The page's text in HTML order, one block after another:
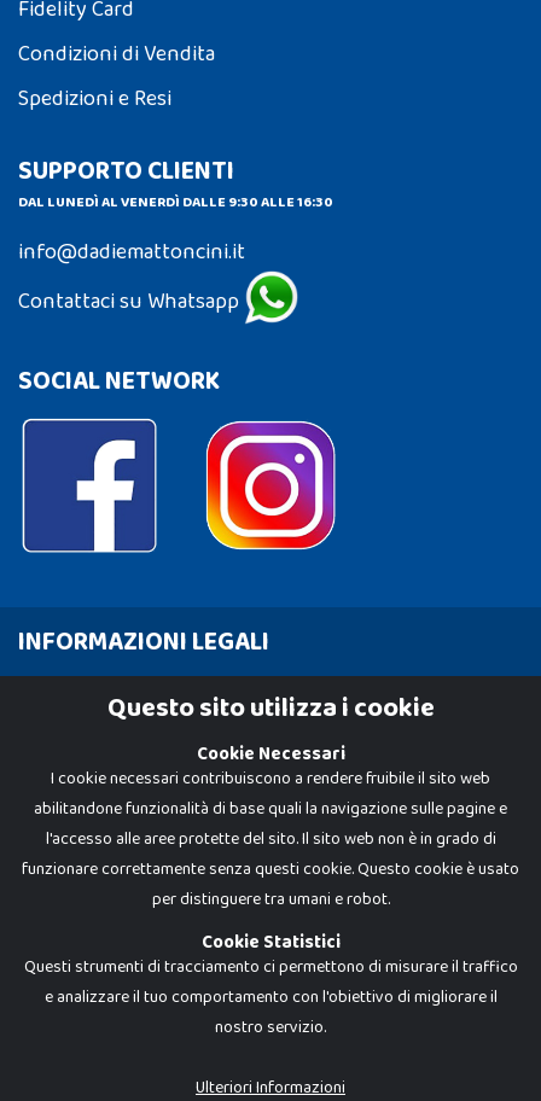
Fidelity Card
Condizioni di Vendita
Spedizioni e Resi
SUPPORTO CLIENTI
DAL LUNEDÌ AL VENERDÌ DALLE 9:30 ALLE 16:30
info@dadiemattoncini.it
Contattaci su Whatsapp
SOCIAL NETWORK
INFORMAZIONI LEGALI
Cookie Policy
Dadi e Mattoncini è un brand di Giocabene Srl. Ogni riproduzione o utilizzo non
I prezzi e le promozioni pubblicate potrebbero differire da quanto esposto in
Questo sito utilizza i cookie
Cookie Necessari
I cookie necessari contribuiscono a rendere fruibile il sito web
abilitandone funzionalità di base quali la navigazione sulle pagine e
l'accesso alle aree protette del sito. Il sito web non è in grado di
funzionare correttamente senza questi cookie. Questo cookie è usato
per distinguere tra umani e robot.
Cookie Statistici
Questi strumenti di tracciamento ci permettono di misurare il traffico
e analizzare il tuo comportamento con l'obiettivo di migliorare il
nostro servizio.
Ulteriori Informazioni